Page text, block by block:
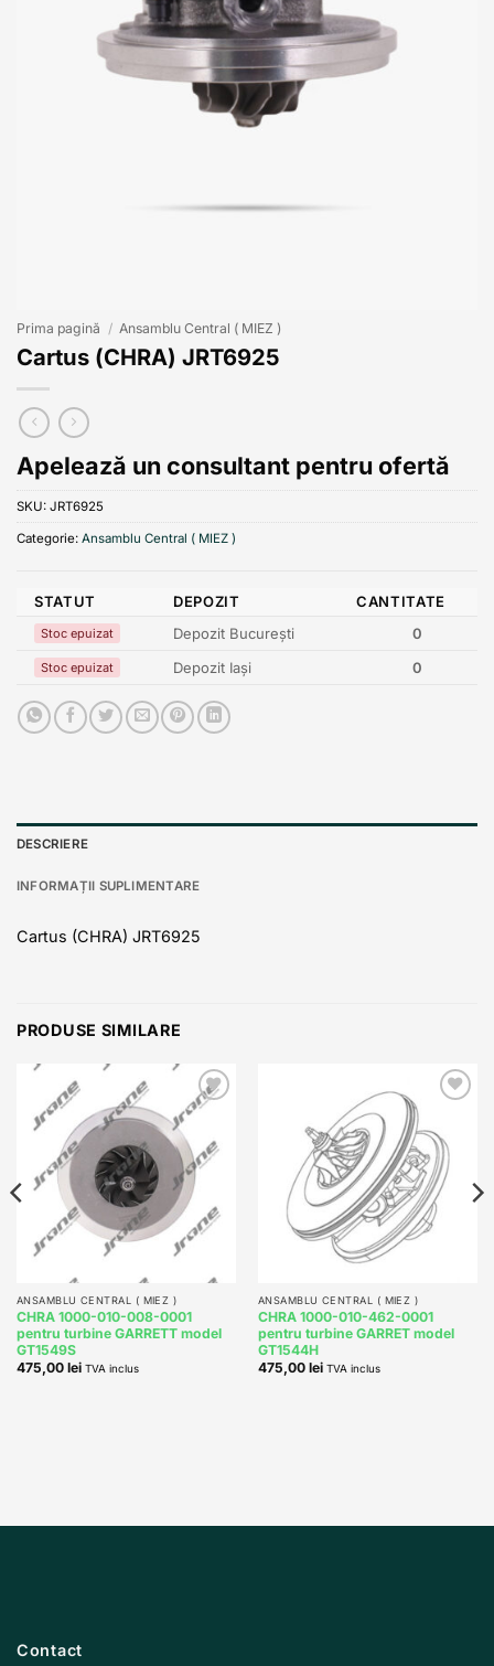
Prima pagină / Ansamblu Central ( MIEZ )
Cartus (CHRA) JRT6925
Apelează un consultant pentru ofertă
SKU: JRT6925
Categorie: Ansamblu Central ( MIEZ )
STATUT DEPOZIT CANTITATE
Stoc epuizat Depozit București 0
Stoc epuizat Depozit Iași 0
DESCRIERE
INFORMAȚII SUPLIMENTARE
Cartus (CHRA) JRT6925
PRODUSE SIMILARE
Add to
ANSAMBLU CENTRAL ( MIEZ )
CHRA 1000-010-008-0001
pentru turbine GARRETT model
GT1549S
475,00 lei TVA inclus
wishlist
ANSAMBLU CENTRAL ( MIEZ )
CHRA 1000-010-462-0001
pentru turbine GARRET model
GT1544H
475,00 lei TVA inclus
Contact